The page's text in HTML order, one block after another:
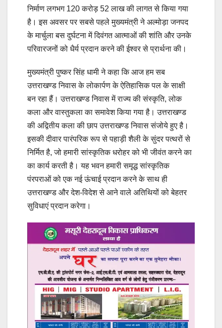
निर्माण लगभग 120 करोड़ 52 लाख की लागत से किया गया
है। इस अवसर पर सबसे पहले मुख्यमंत्री ने अल्मोड़ा जनपद
के मार्चुला बस दुर्घटना में दिवंगत आत्माओं की शांति और उनके
परिवारजनों को धैर्य प्रदान करने की ईश्वर से प्रार्थना की।
मुख्यमंत्री पुष्कर सिंह धामी ने कहा कि आज हम सब
उत्तराखण्ड निवास के लोकार्पण के ऐतिहासिक पल के साक्षी
बन रहा हैं। उत्तराखण्ड निवास में राज्य की संस्कृति, लोक
कला और वास्तुकला का समावेश किया गया है। उत्तराखण्ड
की अद्वितीय कला की छाप उत्तराखण्ड निवास संजोये हुए है।
इसकी दीवार पारंपरिक रूप से पहाड़ी शैली के सुंदर पत्थरों से
निर्मित है, जो हमारी सांस्कृतिक धरोहर को भी जीवंत करने का
का कार्य करती है। यह भवन हमारी समृद्ध सांस्कृतिक
पंरपराओं को एक नई ऊंचाई प्रदान करने के साथ ही
उत्तराखण्ड और देश-विदेश से आने वाले अतिथियों को बेहतर
सुविधाएं प्रदान करेगा।